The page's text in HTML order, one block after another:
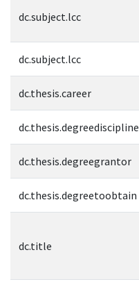
dc.subject.lcc
dc.subject.lcc
dc.thesis.career
dc.thesis.degreediscipline
dc.thesis.degreegrantor
dc.thesis.degreetoobtain
dc.title